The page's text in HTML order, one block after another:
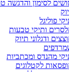
לסימון והדגשה
פוליגל
ותיקי טבעות
ודגלוני תיוק
מהנדס ומכתביות
לקטלוגים